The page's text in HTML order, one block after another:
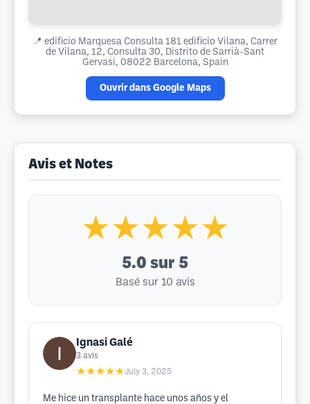
📍 edificio Marquesa Consulta 181 edificio Vilana, Carrer
de Vilana, 12, Consulta 30, Distrito de Sarrià-Sant
Gervasi, 08022 Barcelona, Spain
Ouvrir dans Google Maps
Avis et Notes
★★★★★
5.0 sur 5
Basé sur 10 avis
Ignasi Galé
3 avis
★★★★★July 3, 2025
Me hice un transplante hace unos años y el